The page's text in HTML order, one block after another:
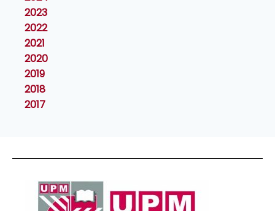
2023
2022
2021
2020
2019
2018
2017